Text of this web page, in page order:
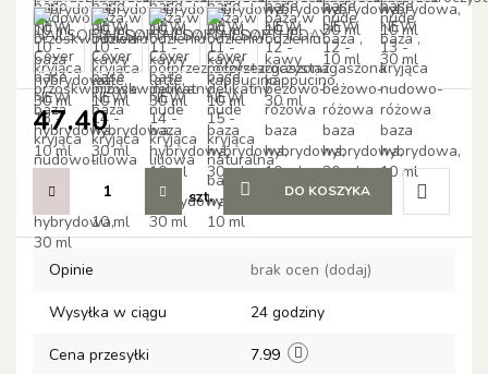
47.40
szt. DO KOSZYKA
Do
Opinie brak ocen (dodaj)
Wysyłka w ciągu 24 godziny
Cena przesyłki 7.99